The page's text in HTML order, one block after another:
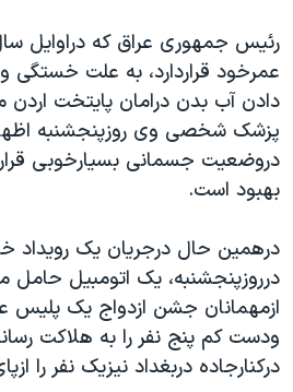
آرشیو پخش زنده
مجموعه مستندهای دادخواهی
تریبونال مردمی آبان ۹۸
دادگاه حمید نوری
چهل سال گروگان‌گیری
اعتراضات مردمی آبان ۹۸
اسرائیل در جنگ
نرگس محمدی برنده جایزه نوبل صلح
همایش محافظه‌کاران آمریکا «سی‌پک»
رئيس جمهوری عراق که دراوايل
عمرخود قراردارد، به علت خستگی
دادن آب بدن درامان پايتخت اردن
پزشک شخصی وی روزپنجشنبه
دروضعيت جسمانی بسيارخوبی
بهبود است.
درهمين حال درجريان يک رويداد
درروزپنجشنبه، يک اتومبيل حامل
ازمهمانان جشن ازدواج يک پليس
ودست کم پنج نفر را به هلاکت
درکنارجاده دربغداد نيزيک نفر را